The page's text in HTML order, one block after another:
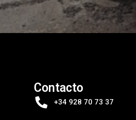
Contacto
+34 928 70 73 37